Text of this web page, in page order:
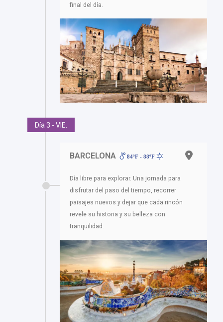
final del día.
Día 3 - VIE.
BARCELONA 84ºF - 88ºF
Día libre para explorar. Una jornada para
disfrutar del paso del tiempo, recorrer
paisajes nuevos y dejar que cada rincón
revele su historia y su belleza con
tranquilidad.